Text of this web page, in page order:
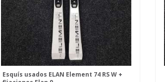
Esquís usados ELAN Element 74 RS W +